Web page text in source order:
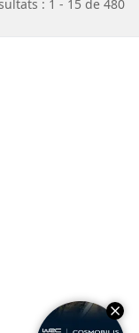
: 1 - 15 de 480